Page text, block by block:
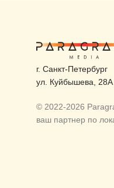
г. Санкт-Петербург
ул. Куйбышева, 28А
© 2022-2026
ваш партнер по